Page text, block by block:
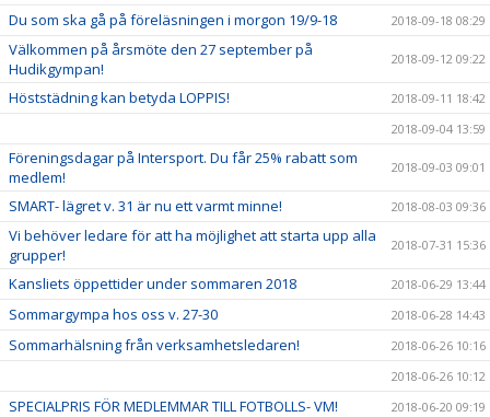
Du som ska gå på föreläsningen i morgon 19/9-18 2018-09-18 08:29
Välkommen på årsmöte den 27 september på
Hudikgympan!
2018-09-12 09:22
Höststädning kan betyda LOPPIS!
2018-09-11 18:42
2018-09-04 13:59
Föreningsdagar på Intersport. Du får 25% rabatt som
medlem!
2018-09-03 09:01
SMART- lägret v. 31 är nu ett varmt minne! 2018-08-03 09:36
Vi behöver ledare för att ha möjlighet att starta upp alla
grupper!
2018-07-31 15:36
Kansliets öppettider under sommaren 2018 2018-06-29 13:44
Sommargympa hos oss v. 27-30 2018-06-28 14:43
Sommarhälsning från verksamhetsledaren!
2018-06-26 10:16
2018-06-26 10:12
SPECIALPRIS FÖR MEDLEMMAR TILL FOTBOLLS- VM! 2018-06-20 09:19